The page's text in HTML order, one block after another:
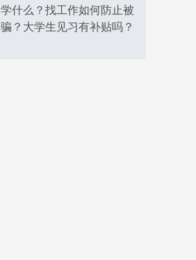
学什么？找工作如何防止被
骗？大学生见习有补贴吗？